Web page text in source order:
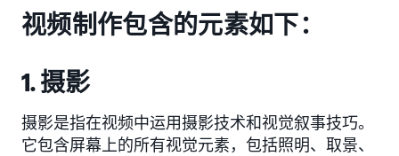
视频制作包含的元素如下：
1. 摄影
摄影是指在视频中运用摄影技术和视觉叙事技巧。
它包含屏幕上的所有视觉元素，包括照明、取景、